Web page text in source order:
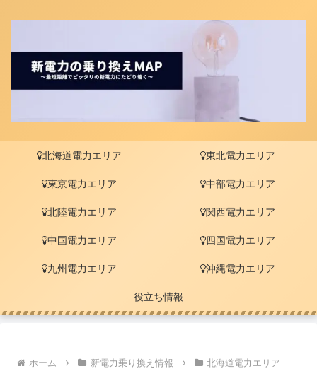
北海道電力エリア 東北電力エリア
東京電力エリア 中部電力エリア
北陸電力エリア 関西電力エリア
中国電力エリア 四国電力エリア
九州電力エリア 沖縄電力エリア
役立ち情報
ホーム 新電力乗り換え情報 北海道電力エリア